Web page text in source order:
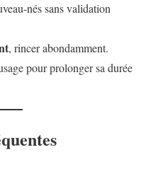
nés sans validation
, rincer abondamment.
pour prolonger sa durée